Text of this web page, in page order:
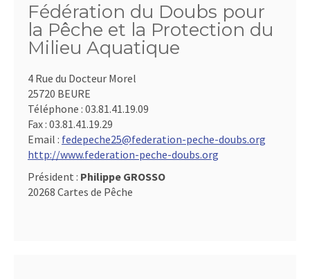
Fédération du Doubs pour
la Pêche et la Protection du
Milieu Aquatique
4 Rue du Docteur Morel
25720 BEURE
Téléphone : 03.81.41.19.09
Fax : 03.81.41.19.29
Email : fedepeche25@federation-peche-doubs.org
http://www.federation-peche-doubs.org
Président : Philippe GROSSO
20268 Cartes de Pêche